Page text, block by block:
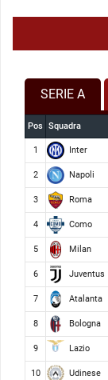
SERIE A
Pos Squadra
1 Inter
2 Napoli
3 Roma
4 Como
5 Milan
6 Juventus
7 Atalanta
8 Bologna
9 Lazio
10 Udinese